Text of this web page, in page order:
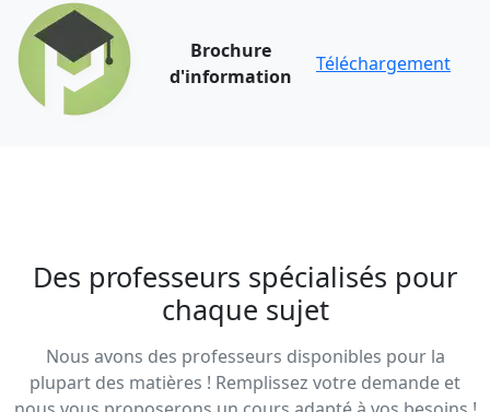
Brochure
d'information
Téléchargement
Des professeurs spécialisés pour
chaque sujet
Nous avons des professeurs disponibles pour la
plupart des matières ! Remplissez votre demande et